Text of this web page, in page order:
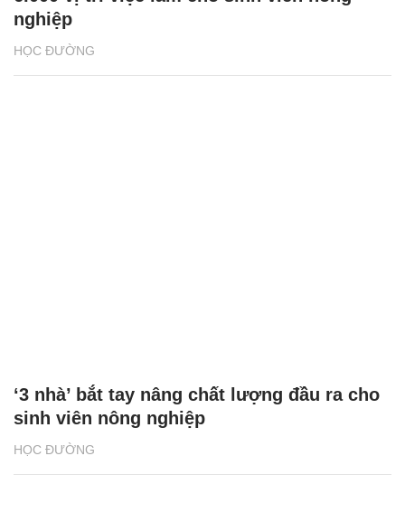
HỌC ĐƯỜNG
nghiệp
HỌC ĐƯỜNG
‘3 nhà’ bắt tay nâng chất lượng đầu ra cho
sinh viên nông nghiệp